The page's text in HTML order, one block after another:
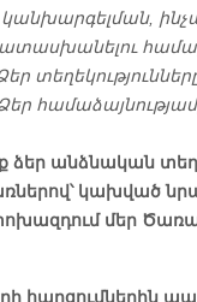
ձեր անձնական
կախված
մեր
հարցումներին